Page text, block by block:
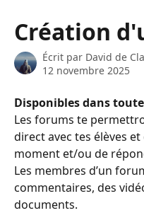
Création
Écrit par David de
12 novembre 2025
Disponibles dans
Les forums te
direct avec tes élèves
moment et/ou de
Les membres d’un
commentaires, des
documents.